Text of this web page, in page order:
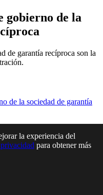
gobierno de la
de garantía recíproca son la
de la sociedad de garantía
la experiencia del
para obtener más